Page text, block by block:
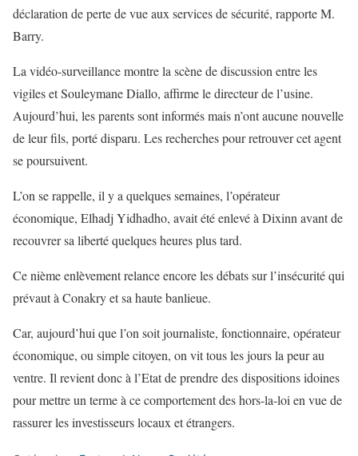
déclaration de perte de vue aux services de sécurité, rapporte M.
Barry.
La vidéo-surveillance montre la scène de discussion entre les
vigiles et Souleymane Diallo, affirme le directeur de l’usine.
Aujourd’hui, les parents sont informés mais n’ont aucune nouvelle
de leur fils, porté disparu. Les recherches pour retrouver cet agent
se poursuivent.
L’on se rappelle, il y a quelques semaines, l’opérateur
économique, Elhadj Yidhadho, avait été enlevé à Dixinn avant de
recouvrer sa liberté quelques heures plus tard.
Ce nième enlèvement relance encore les débats sur l’insécurité qui
prévaut à Conakry et sa haute banlieue.
Car, aujourd’hui que l’on soit journaliste, fonctionnaire, opérateur
économique, ou simple citoyen, on vit tous les jours la peur au
ventre. Il revient donc à l’Etat de prendre des dispositions idoines
pour mettre un terme à ce comportement des hors-la-loi en vue de
rassurer les investisseurs locaux et étrangers.